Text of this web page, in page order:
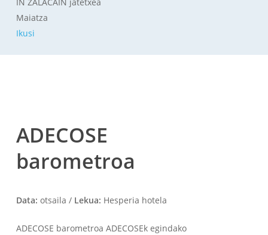
IN ZALACAÍN jatetxea
Maiatza
Ikusi
ADECOSE
barometroa
Data: otsaila / Lekua: Hesperia hotela
ADECOSE barometroa ADECOSEk egindako